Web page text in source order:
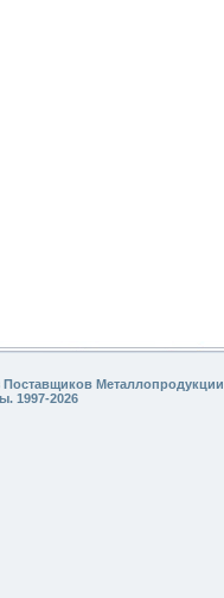
Металлопродукции
1997-2026